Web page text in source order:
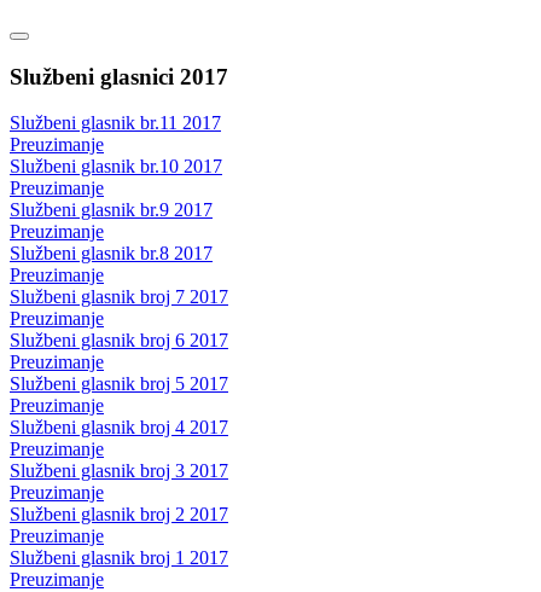
Službeni glasnici 2017
Službeni glasnik br.11 2017
Preuzimanje
Službeni glasnik br.10 2017
Preuzimanje
Službeni glasnik br.9 2017
Preuzimanje
Službeni glasnik br.8 2017
Preuzimanje
Službeni glasnik broj 7 2017
Preuzimanje
Službeni glasnik broj 6 2017
Preuzimanje
Službeni glasnik broj 5 2017
Preuzimanje
Službeni glasnik broj 4 2017
Preuzimanje
Službeni glasnik broj 3 2017
Preuzimanje
Službeni glasnik broj 2 2017
Preuzimanje
Službeni glasnik broj 1 2017
Preuzimanje